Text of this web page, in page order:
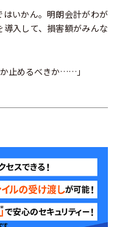
はいかん。明朗会計がわが
入して、損害額がみんな
止めるべきか……」